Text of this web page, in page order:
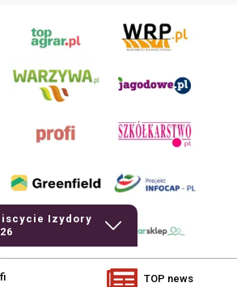
Izydory
TOP news